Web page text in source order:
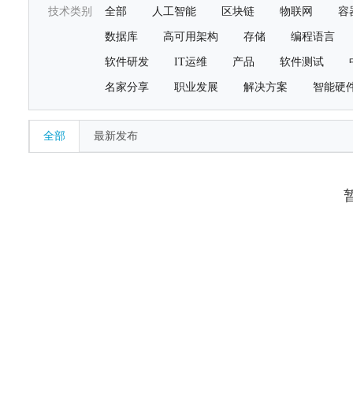
技术类别 全部 人工智能 区块链 物联网 容
数据库 高可用架构 存储 编程语言
软件研发 IT运维 产品 软件测试
名家分享 职业发展 解决方案 智能硬
全部 最新发布